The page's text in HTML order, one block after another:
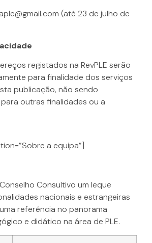
(até 23 de julho de
registados na RevPLE serão
para finalidade dos serviços
publicação, não sendo
outras finalidades ou a
a equipa”]
Consultivo um leque
nacionais e estrangeiras
referência no panorama
e didático na área de PLE.